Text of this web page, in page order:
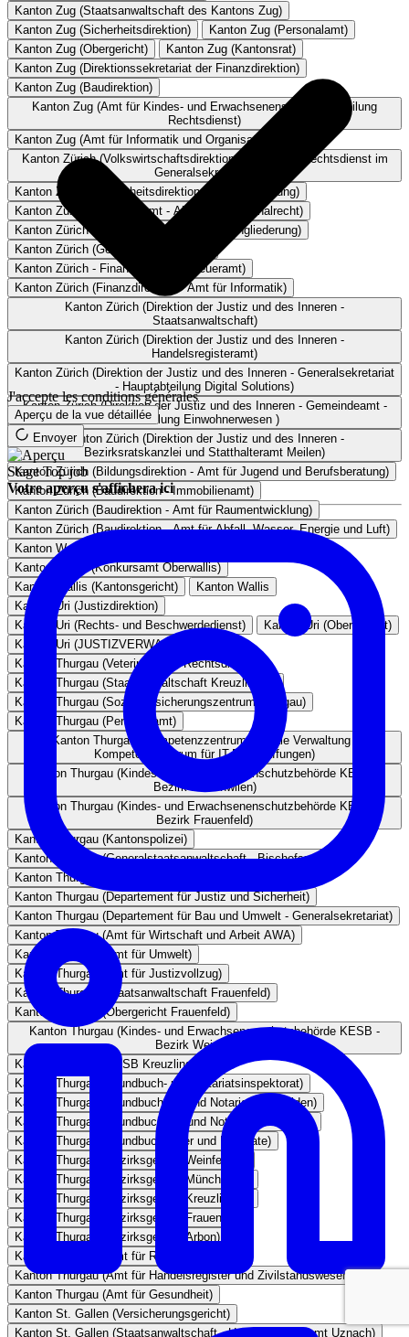
Kanton Zug (Staatsanwaltschaft des Kantons Zug)
Kanton Zug (Sicherheitsdirektion)
Kanton Zug (Personalamt)
Kanton Zug (Obergericht)
Kanton Zug (Kantonsrat)
Kanton Zug (Direktionssekretariat der Finanzdirektion)
Kanton Zug (Baudirektion)
Kanton Zug (Amt für Kindes- und Erwachsenenschutz - Abteilung
Rechtsdienst)
Kanton Zug (Amt für Informatik und Organisation AIO)
Kanton Zürich (Volkswirtschaftsdirektion - Fach- und Rechtsdienst im
Generalsekretariat)
Kanton Zürich (Sicherheitsdirektion - Rekursabteilung)
Kanton Zürich (Personalamt - Abteilung Personalrecht)
Kanton Zürich (Justizvollzug und Wiedereingliederung)
Kanton Zürich (Gesundheitsdirektion)
Kanton Zürich - Finanzdirektion (Steueramt)
Kanton Zürich (Finanzdirektion - Amt für Informatik)
Kanton Zürich (Direktion der Justiz und des Inneren -
Staatsanwaltschaft)
Kanton Zürich (Direktion der Justiz und des Inneren -
Handelsregisteramt)
Kanton Zürich (Direktion der Justiz und des Inneren - Generalsekretariat
- Hauptabteilung Digital Solutions)
Kanton Zürich (Direktion der Justiz und des Inneren - Gemeindeamt -
Abteilung Einwohnerwesen )
Kanton Zürich (Direktion der Justiz und des Inneren -
Bezirksratskanzlei und Statthalteramt Meilen)
Kanton Zürich (Bildungsdirektion - Amt für Jugend und Berufsberatung)
Kanton Zürich (Baudirektion - Immobilienamt)
Kanton Zürich (Baudirektion - Amt für Raumentwicklung)
Kanton Zürich (Baudirektion - Amt für Abfall, Wasser, Energie und Luft)
Kanton Wallis (Zentrales Amt der Staatsanwaltschaft)
Kanton Wallis (Konkursamt Oberwallis)
Kanton Wallis (Kantonsgericht)
Kanton Wallis
Kanton Uri (Justizdirektion)
Kanton Uri (Rechts- und Beschwerdedienst)
Kanton Uri (Obergericht)
Kanton Uri (JUSTIZVERWALTUNG)
Kanton Thurgau (Veterinäramt - Rechtsdienst)
Kanton Thurgau (Staatsanwaltschaft Kreuzlingen)
Kanton Thurgau (Sozialversicherungszentrum Thurgau)
Kanton Thurgau (Personalamt)
Kanton Thurgau (Kompetenzzentrum Digitale Verwaltung -
Kompetenzzentrum für IT-Beschaffungen)
Kanton Thurgau (Kindes- und Erwachsenenschutzbehörde KESB -
Bezirk Münchwilen)
Kanton Thurgau (Kindes- und Erwachsenenschutzbehörde KESB -
Bezirk Frauenfeld)
Kanton Thurgau (Kantonspolizei)
Kanton Thurgau (Generalstaatsanwaltschaft - Bischofszell)
Kanton Thurgau (Generalstaatsanwaltschaft)
Kanton Thurgau (Departement für Justiz und Sicherheit)
Kanton Thurgau (Departement für Bau und Umwelt - Generalsekretariat)
Kanton Thurgau (Amt für Wirtschaft und Arbeit AWA)
Kanton Thurgau (Amt für Umwelt)
Kanton Thurgau (Amt für Justizvollzug)
Kanton Thurgau (Staatsanwaltschaft Frauenfeld)
Kanton Thurgau (Obergericht Frauenfeld)
Kanton Thurgau (Kindes- und Erwachsenenschutzbehörde KESB -
Bezirk Weinfelden)
Kanton Thurgau (KESB Kreuzlingen)
Kanton Thurgau (Grundbuch- und Notariatsinspektorat)
Kanton Thurgau (Grundbuchamt und Notariat Weinfelden)
Kanton Thurgau (Grundbuchamt und Notariat Frauenfeld)
Kanton Thurgau (Grundbuchämter und Notariate)
Kanton Thurgau (Bezirksgericht Weinfelden)
Kanton Thurgau (Bezirksgericht Münchwilen)
Kanton Thurgau (Bezirksgericht Kreuzlingen)
Kanton Thurgau (Bezirksgericht Frauenfeld)
Kanton Thurgau (Bezirksgericht Arbon)
Kanton Thurgau (Amt für Raumentwicklung)
Kanton Thurgau (Amt für Handelsregister und Zivilstandswesen)
Kanton Thurgau (Amt für Gesundheit)
Kanton St. Gallen (Versicherungsgericht)
Kanton St. Gallen (Staatsanwaltschaft - Untersuchungsamt Uznach)
J'accepte les conditions générales
Aperçu de la vue détaillée
Envoyer
StageTop job
Votre aperçu s'affichera ici